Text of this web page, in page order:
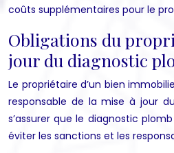
coûts supplémentaires pour le
Obligations du
jour du diagnostic
Le propriétaire d’un bien
responsable de la mise à jour
s’assurer que le diagnostic
éviter les sanctions et les